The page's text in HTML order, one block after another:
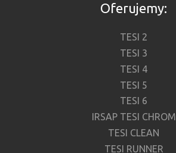
Oferujemy:
TESI 2
TESI 3
TESI 4
TESI 5
TESI 6
IRSAP TESI CHROM
TESI CLEAN
TESI RUNNER